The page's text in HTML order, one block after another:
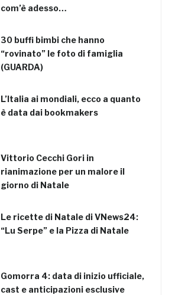
com’è adesso…
30 buffi bimbi che hanno
“rovinato” le foto di famiglia
(GUARDA)
L’Italia ai mondiali, ecco a quanto
è data dai bookmakers
Vittorio Cecchi Gori in
rianimazione per un malore il
giorno di Natale
Le ricette di Natale di VNews24:
“Lu Serpe” e la Pizza di Natale
Gomorra 4: data di inizio ufficiale,
cast e anticipazioni esclusive